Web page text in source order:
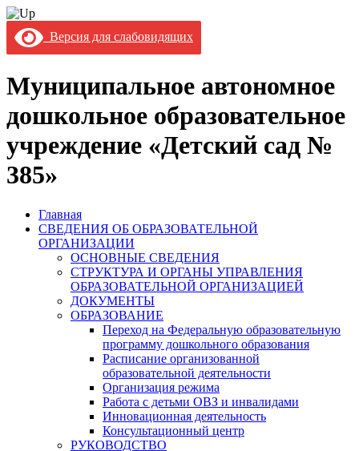
Версия для слабовидящих
Муниципальное автономное
дошкольное образовательное
учреждение «Детский сад №
385»
Главная
СВЕДЕНИЯ ОБ ОБРАЗОВАТЕЛЬНОЙ
ОРГАНИЗАЦИИ
ОСНОВНЫЕ СВЕДЕНИЯ
СТРУКТУРА И ОРГАНЫ УПРАВЛЕНИЯ
ОБРАЗОВАТЕЛЬНОЙ ОРГАНИЗАЦИЕЙ
ДОКУМЕНТЫ
ОБРАЗОВАНИЕ
Переход на Федеральную образовательную
программу дошкольного образования
Расписание организованной
образовательной деятельности
Организация режима
Работа с детьми ОВЗ и инвалидами
Инновационная деятельность
Консультационный центр
РУКОВОДСТВО